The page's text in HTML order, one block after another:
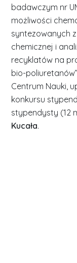
badawczym nr
możliwości
syntezowanych
chemicznej i
recyklatów na
bio-
Centrum Nauki,
konkursu
stypendysty (12
Kucała.